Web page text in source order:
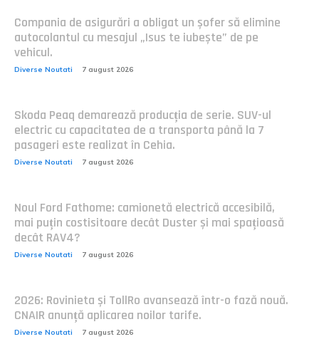
Compania de asigurări a obligat un șofer să elimine
autocolantul cu mesajul „Isus te iubește” de pe
vehicul.
Diverse Noutati 7 august 2026
Skoda Peaq demarează producția de serie. SUV-ul
electric cu capacitatea de a transporta până la 7
pasageri este realizat în Cehia.
Diverse Noutati 7 august 2026
Noul Ford Fathome: camionetă electrică accesibilă,
mai puțin costisitoare decât Duster și mai spațioasă
decât RAV4?
Diverse Noutati 7 august 2026
2026: Rovinieta și TollRo avansează într-o fază nouă.
CNAIR anunță aplicarea noilor tarife.
Diverse Noutati 7 august 2026